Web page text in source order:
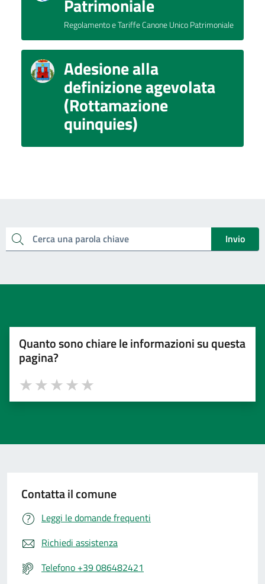
Patrimoniale
Regolamento e Tariffe Canone Unico Patrimoniale
Adesione alla
definizione agevolata
(Rottamazione
quinquies)
Cerca una parola chiave Invio
Quanto sono chiare le informazioni su questa
pagina?
Valuta 5 stelle su 5
Valuta 4 stelle su 5
Valuta 3 stelle su 5
Valuta 2 stelle su 5
Valuta 1 stelle su 5
Contatta il comune
Leggi le domande frequenti
Richiedi assistenza
Telefono +39 086482421